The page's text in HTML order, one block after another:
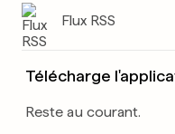
Flux RSS
Télécharge
Reste au courant.